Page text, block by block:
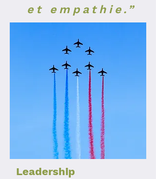
et empathie.”
Leadership